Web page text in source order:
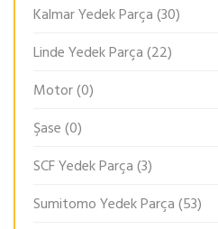
Kalmar Yedek Parça(30)
Linde Yedek Parça(22)
Motor(0)
Şase(0)
SCF Yedek Parça(3)
Sumitomo Yedek Parça(53)